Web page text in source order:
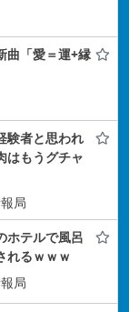
曲「愛＝運+縁
験者と思われ
はもうグチャ
局
ホテルで風呂
れるｗｗｗ
局